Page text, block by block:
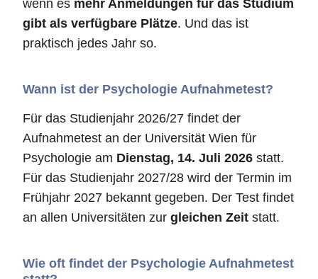
wenn es mehr Anmeldungen für das Studium
gibt als verfügbare Plätze. Und das ist
praktisch jedes Jahr so.
Wann ist der Psychologie Aufnahmetest?
Für das Studienjahr 2026/27 findet der
Aufnahmetest an der Universität Wien für
Psychologie am Dienstag, 14. Juli 2026 statt.
Für das Studienjahr 2027/28 wird der Termin im
Frühjahr 2027 bekannt gegeben. Der Test findet
an allen Universitäten zur gleichen Zeit statt.
Wie oft findet der Psychologie Aufnahmetest